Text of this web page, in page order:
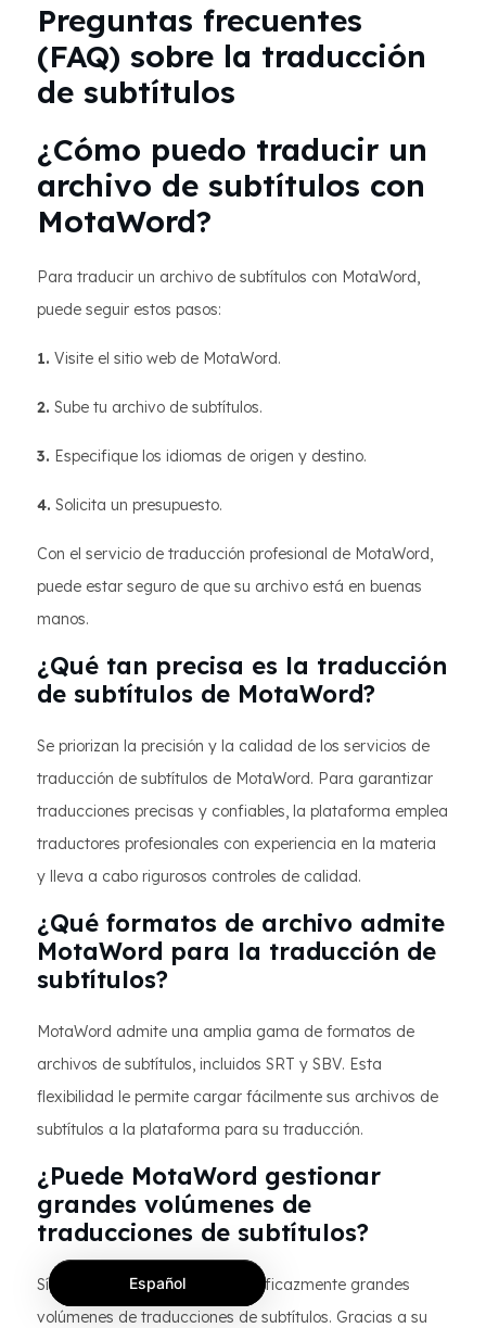
Preguntas frecuentes
(FAQ) sobre la traducción
de subtítulos
¿Cómo puedo traducir un
archivo de subtítulos con
MotaWord?
Para traducir un archivo de subtítulos con MotaWord,
puede seguir estos pasos:
1. Visite el sitio web de MotaWord.
2. Sube tu archivo de subtítulos.
3. Especifique los idiomas de origen y destino.
4. Solicita un presupuesto.
Con el servicio de traducción profesional de MotaWord,
puede estar seguro de que su archivo está en buenas
manos.
¿Qué tan precisa es la traducción
de subtítulos de MotaWord?
Se priorizan la precisión y la calidad de los servicios de
traducción de subtítulos de MotaWord. Para garantizar
traducciones precisas y confiables, la plataforma emplea
traductores profesionales con experiencia en la materia
y lleva a cabo rigurosos controles de calidad.
¿Qué formatos de archivo admite
MotaWord para la traducción de
subtítulos?
MotaWord admite una amplia gama de formatos de
archivos de subtítulos, incluidos SRT y SBV. Esta
flexibilidad le permite cargar fácilmente sus archivos de
subtítulos a la plataforma para su traducción.
¿Puede MotaWord gestionar
grandes volúmenes de
traducciones de subtítulos?
Sí, MotaWord puede gestionar eficazmente grandes
volúmenes de traducciones de subtítulos. Gracias a su
Español